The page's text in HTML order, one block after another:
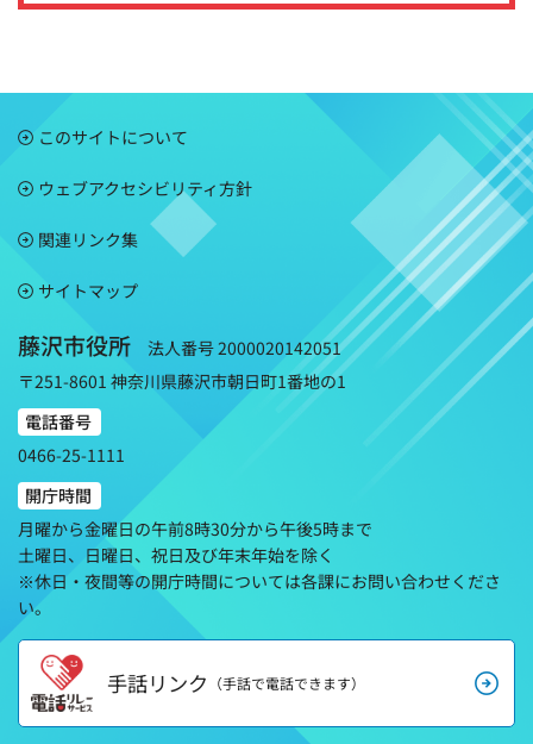
このサイトについて
ウェブアクセシビリティ方針
関連リンク集
サイトマップ
藤沢市役所
法人番号 2000020142051
〒251-8601 神奈川県藤沢市朝日町1番地の1
電話番号
0466-25-1111
開庁時間
月曜から金曜日の午前8時30分から午後5時まで
土曜日、日曜日、祝日及び年末年始を除く
※休日・夜間等の開庁時間については各課にお問い合わせくださ
い。
手話リンク （手話で電話できます）